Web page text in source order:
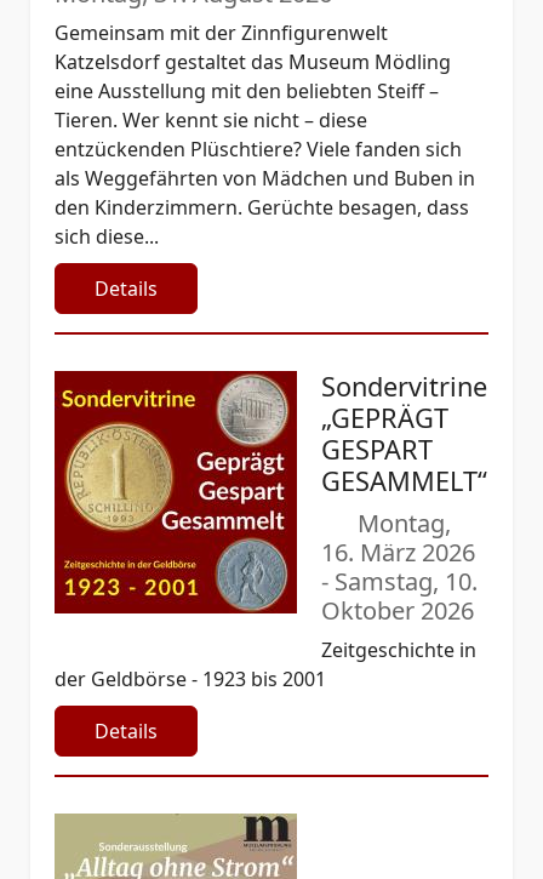
Gemeinsam mit der Zinnfigurenwelt
Katzelsdorf gestaltet das Museum Mödling
eine Ausstellung mit den beliebten Steiff –
Tieren. Wer kennt sie nicht – diese
entzückenden Plüschtiere? Viele fanden sich
als Weggefährten von Mädchen und Buben in
den Kinderzimmern. Gerüchte besagen, dass
sich diese...
Details
Sondervitrine
„GEPRÄGT
GESPART
GESAMMELT“
Montag,
16. März 2026
- Samstag, 10.
Oktober 2026
Zeitgeschichte in
der Geldbörse - 1923 bis 2001
Details